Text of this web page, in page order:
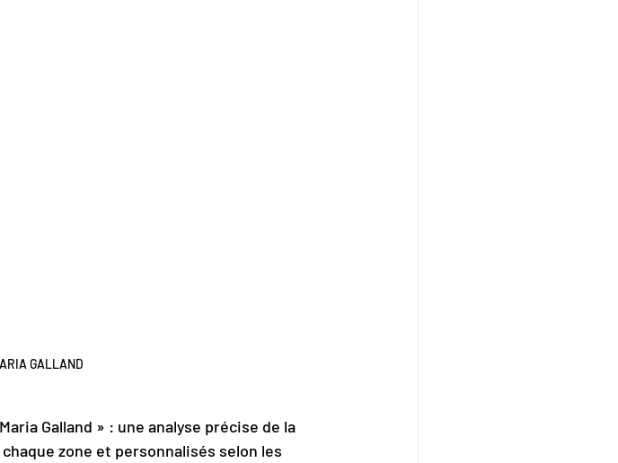
GALLAND
Galland » : une analyse précise de la
zone et personnalisés selon les